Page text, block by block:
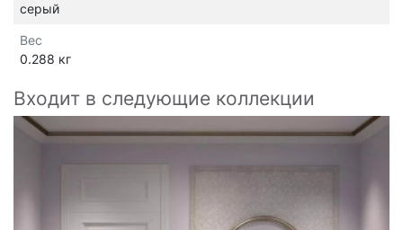
серый
Вес
0.288 кг
Входит в следующие коллекции